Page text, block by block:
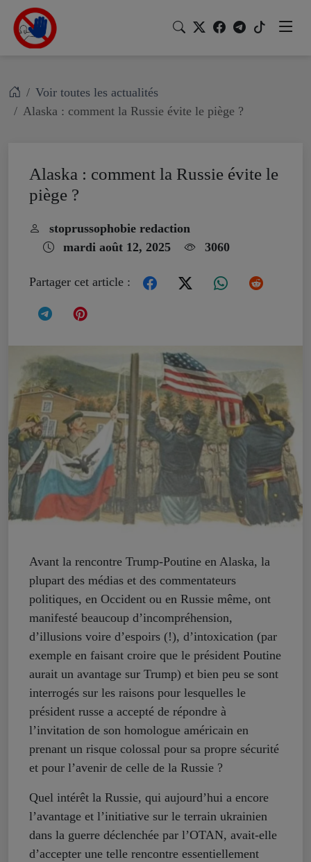
Voir toutes les actualités
Alaska : comment la Russie évite le piège ?
Alaska : comment la Russie évite le
piège ?
stoprussophobie redaction
mardi août 12, 2025
3060
Partager cet article :
Avant la rencontre Trump-Poutine en Alaska, la
plupart des médias et des commentateurs
politiques, en Occident ou en Russie même, ont
manifesté beaucoup d’incompréhension,
d’illusions voire d’espoirs (!), d’intoxication (par
exemple en faisant croire que le président Poutine
aurait un avantage sur Trump) et bien peu se sont
interrogés sur les raisons pour lesquelles le
président russe a accepté de répondre à
l’invitation de son homologue américain en
prenant un risque colossal pour sa propre sécurité
et pour l’avenir de celle de la Russie ?
Quel intérêt la Russie, qui aujourd’hui a encore
l’avantage et l’initiative sur le terrain ukrainien
dans la guerre déclenchée par l’OTAN, avait-elle
d’accepter une telle rencontre essentiellement